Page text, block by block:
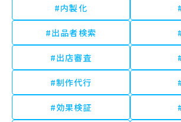
#内製化
#出品者検索
#出店審査
#制作代行
#効果検証